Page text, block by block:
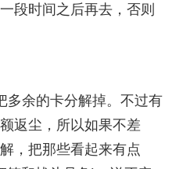
段时间之后再去，否则
多余的卡分解掉。不过有
返尘，所以如果不差
，把那些看起来有点